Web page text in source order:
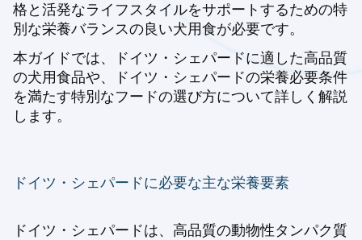
格と活発なライフスタイルをサポートするための特
別な栄養バランスの良い犬用食が必要です。
本ガイドでは、ドイツ・シェパードに適した高品質
の犬用食品や、ドイツ・シェパードの栄養必要条件
を満たす特別なフードの選び方について詳しく解説
します。
ドイツ・シェパードに必要な主な栄養要素
ドイツ・シェパードは、高品質の動物性タンパク質